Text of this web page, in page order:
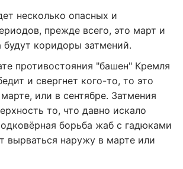
несколько опасных и
прежде всего, это март и
будут коридоры затмений.
противостояния "башен" Кремля
и свергнет кого-то, то это
или в сентябре. Затмения
то, что давно искало
борьба жаб с гадюками
вырваться наружу в марте или